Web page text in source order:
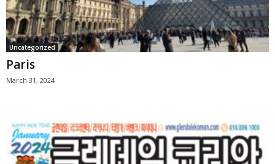
Uncategorized
Paris
March 31, 2024